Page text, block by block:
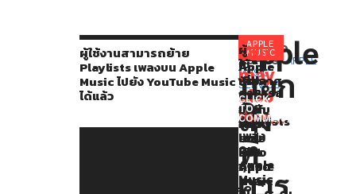
ผู้ใช้งานสามารถย้าย
Playlists เพลงบน Apple
Music ไปยัง YouTube Music
ได้แล้ว
APPLE
MUSIC
Apple
บอก
สิ่ง
ที่
ควร
Apple
ได้
มี
การ
แชร์
ข้อมูล
ต่างๆ
You
may
also
like...
ผู้
ใช้
งาน
สามารถ
ย้าย
Playlists
เพลง
บน
Apple
Music
Apple
เพิ่ม
ชาร์ต
Top
100
บน
แอป
Apple
Music
Apple
เผย
100
อันดับ
อัลบั้ม
ยอม
นิยม
ตลอด
กาล,
Apple
ประกาศ
ลด
ราคา
MLS
เหลือ
เพียง
1,990
บาท
RELATED
TOPICS: APPLE
MUSIC,
SERVICE
CLICK
TO
COMMENT